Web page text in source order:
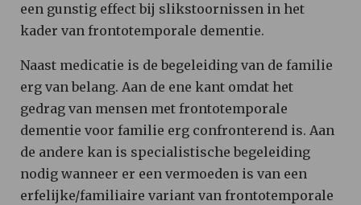
een gunstig effect bij slikstoornissen in het
kader van frontotemporale dementie.
Naast medicatie is de begeleiding van de familie
erg van belang. Aan de ene kant omdat het
gedrag van mensen met frontotemporale
dementie voor familie erg confronterend is. Aan
de andere kan is specialistische begeleiding
nodig wanneer er een vermoeden is van een
erfelijke/familiaire variant van frontotemporale